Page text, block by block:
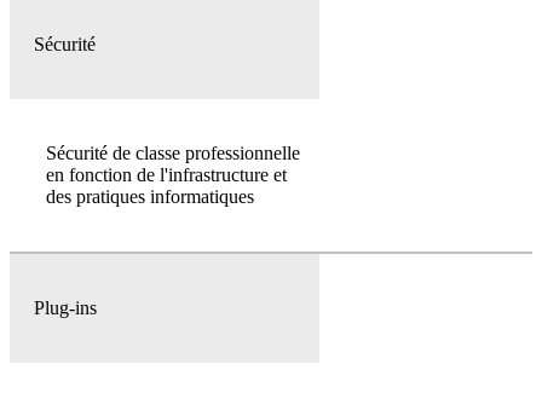
Sécurité
Sécurité de classe professionnelle
en fonction de l'infrastructure et
des pratiques informatiques
Plug-ins